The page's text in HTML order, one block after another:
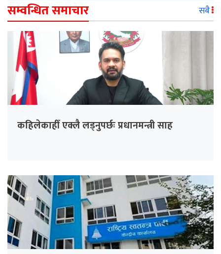
सम्वन्धित समाचार सबै
कहिलेकाहीँ एक्लै लड्नुपर्छः प्रधानमन्त्री साह